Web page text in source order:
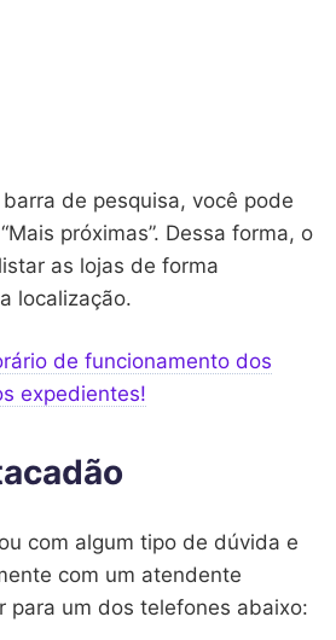
de pesquisa, você pode
próximas”. Dessa forma, o
as lojas de forma
localização.
de funcionamento dos
expedientes!
com algum tipo de dúvida e
com um atendente
para um dos telefones abaixo: